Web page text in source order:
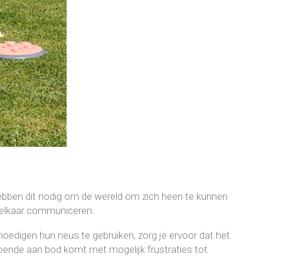
dit nodig om de wereld om zich heen te kunnen
communiceren.
hun neus te gebruiken, zorg je ervoor dat het
aan bod komt met mogelijk frustraties tot